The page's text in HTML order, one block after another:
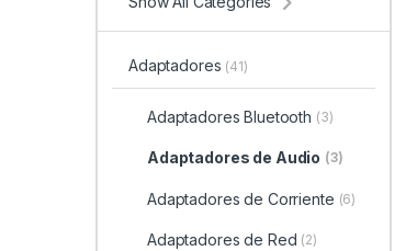
Adaptadores (41)
Adaptadores Bluetooth (3)
Adaptadores de Audio (3)
Adaptadores de Corriente (6)
Adaptadores de Red (2)